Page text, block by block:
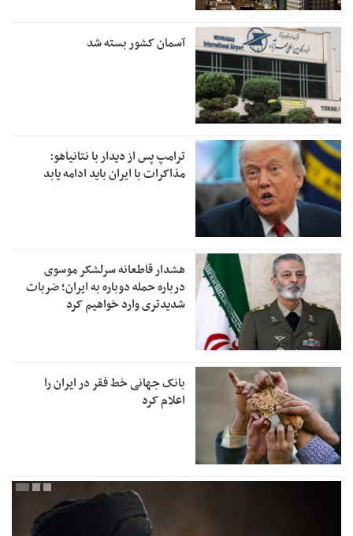
آسمان کشور بسته شد
ترامپ پس از دیدار با نتانیاهو:
مذاکرات با ایران باید ادامه یابد
هشدار قاطعانه سرلشکر موسوی
درباره حمله دوباره به ایران؛ ضربات
شدیدتری وارد خواهیم کرد
بانک جهانی خط فقر در ایران را
اعلام کرد